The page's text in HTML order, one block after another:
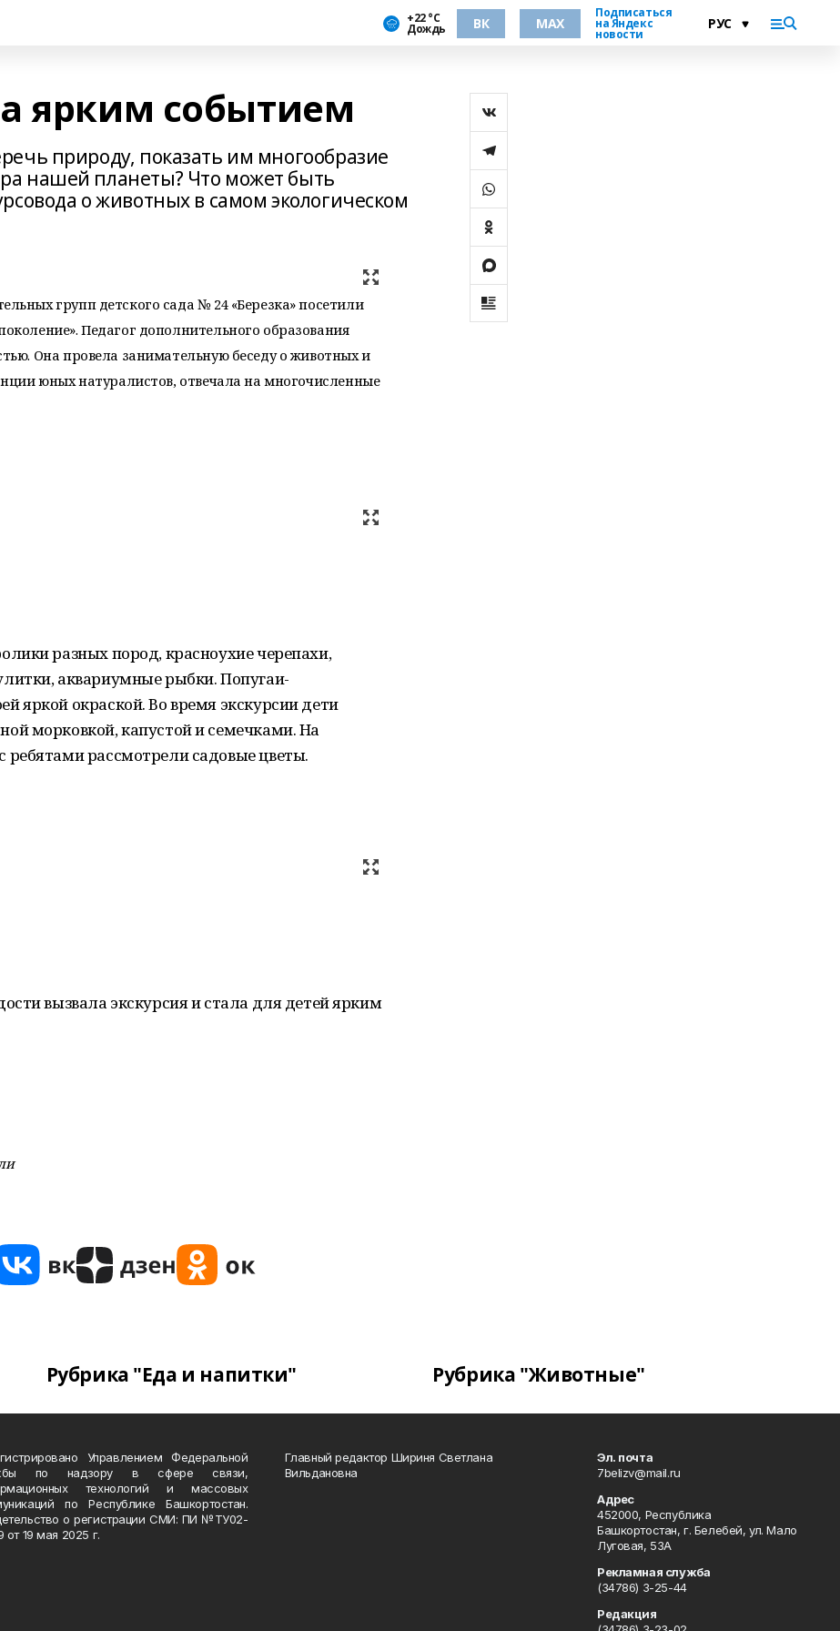
+22 °С
Дождь ВК MAX
Подписаться
на Яндекс
новости
ярким событием
природу, показать им многообразие
нашей планеты? Что может быть
о животных в самом экологическом
групп детского сада № 24 «Березка» посетили
Педагог дополнительного образования
Она провела занимательную беседу о животных и
юных натуралистов, отвечала на многочисленные
разных пород, красноухие черепахи,
аквариумные рыбки. Попугаи-
яркой окраской. Во время экскурсии дети
морковкой, капустой и семечками. На
ребятами рассмотрели садовые цветы.
вызвала экскурсия и стала для детей ярким
Рубрика "Еда и напитки" Рубрика "Животные"
Управлением Федеральной
по надзору в сфере связи,
технологий и массовых
по Республике Башкортостан.
о регистрации СМИ: ПИ №ТУ02-
от 19 мая 2025 г.
Главный редактор Шириня Светлана
Вильдановна
Эл. почта
7belizv@mail.ru
Адрес
452000, Республика
Башкортостан, г. Белебей, ул. Мало
Луговая, 53А
Рекламная служба
(34786) 3-25-44
Редакция